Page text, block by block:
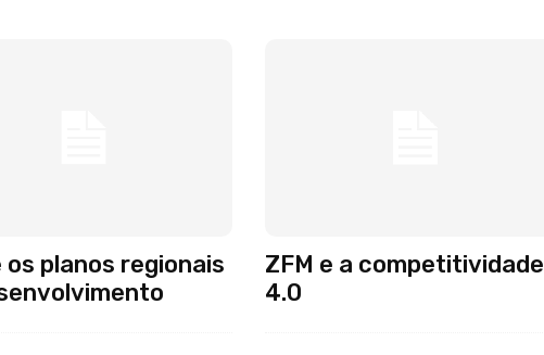
os planos regionais
ZFM e a competitividade
4.0